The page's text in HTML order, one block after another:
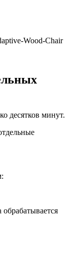
Wood-Chair
десятков минут.